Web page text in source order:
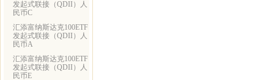
发起式联接（QDII）人
民币C
汇添富纳斯达克100ETF
发起式联接（QDII）人
民币A
汇添富纳斯达克100ETF
发起式联接（QDII）人
民币E